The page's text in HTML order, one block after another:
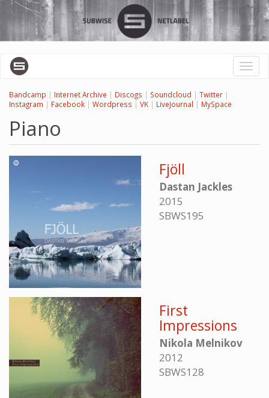
Перейти
основному
содержанию
Toggle
Bandcamp | Internet Archive | Discogs | Soundcloud | Twitter |
Instagram | Facebook | Wordpress | VK | LiveJournal | MySpace
Piano
Fjöll
Dastan Jackles
2015
SBWS195
First
Impressions
Nikola Melnikov
2012
SBWS128